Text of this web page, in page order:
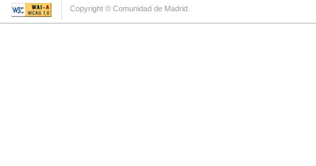
Copyright © Comunidad de Madrid.